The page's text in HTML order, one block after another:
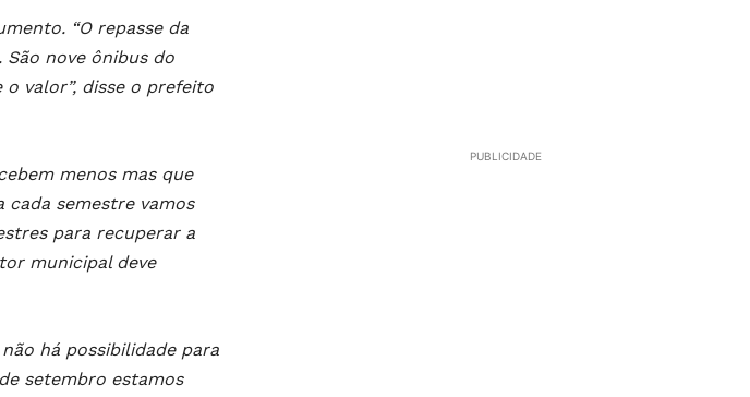
“O repasse da
nove ônibus do
valor”, disse o prefeito
menos mas que
cada semestre vamos
para recuperar a
municipal deve
há possibilidade para
setembro estamos
PUBLICIDADE